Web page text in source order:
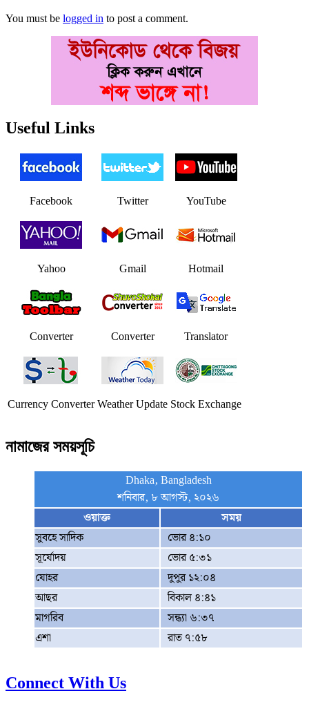
You must be logged in to post a comment.
Useful Links
Facebook Twitter YouTube
Yahoo Gmail Hotmail
Converter Converter Translator
Currency Converter Weather Update Stock Exchange
নামাজের সময়সূচি
Dhaka, Bangladesh
শনিবার, ৮ আগস্ট, ২০২৬
ওয়াক্ত
সময়
সুবহে সাদিক
ভোর ৪:১০
সূর্যোদয়
ভোর ৫:৩১
যোহর
দুপুর ১২:০৪
আছর
বিকাল ৪:৪১
মাগরিব
সন্ধ্যা ৬:৩৭
এশা
রাত ৭:৫৮
Connect With Us